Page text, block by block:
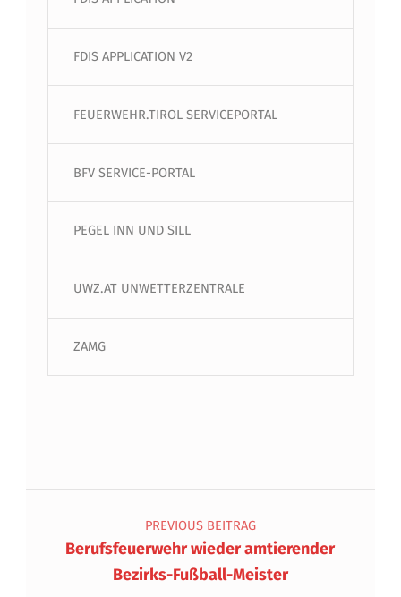
FDIS APPLICATION V2
FEUERWEHR.TIROL SERVICEPORTAL
BFV SERVICE-PORTAL
PEGEL INN UND SILL
UWZ.AT UNWETTERZENTRALE
ZAMG
Beitragsnavigation
PREVIOUS BEITRAG
Berufsfeuerwehr wieder amtierender
Bezirks-Fußball-Meister